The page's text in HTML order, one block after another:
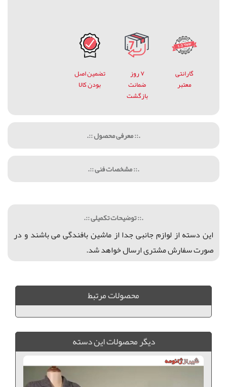
گارانتی
معتبر
۷ روز
ضمانت
بازگشت
تضمین اصل
بودن کالا
.:: معرفی محصول ::.
.:: مشخصات فنی ::.
.:: توضیحات تکمیلی ::.
این دسته از لوازم جانبی جدا از ماشین بافندگی می باشند و در
صورت سفارش مشتری ارسال خواهد شد.
محصولات مرتبط
ديگر محصولات اين دسته